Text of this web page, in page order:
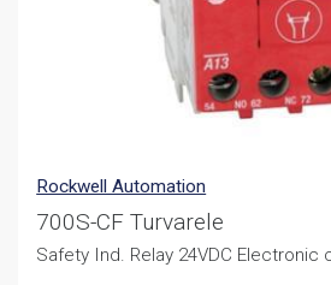
Rockwell Automation
700S-CF Turvarele
Safety Ind. Relay 24VDC Electronic